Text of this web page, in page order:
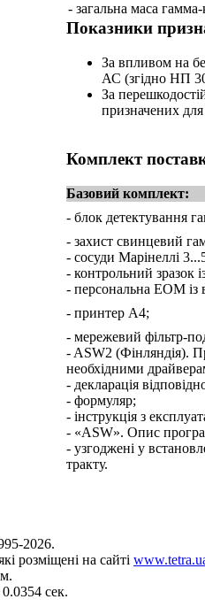
- загальна маса
Показники
За впливом на
АС (згідно НП
За
призначених для
Комплект
Базовий комплект:
- блок детектування
- захист свинцевий
- сосуди Марінеллі
- контрольний зразок
- персональна ЕОМ із
- принтер А4;
- мережевий фільтр-
- ASW2 (Фінляндія).
необхідними
- декларація
- формуляр;
- інструкція з
- «ASW». Опис
- узгоджені у
тракту.
2026.
розміщені на сайті
0.0354 сек.